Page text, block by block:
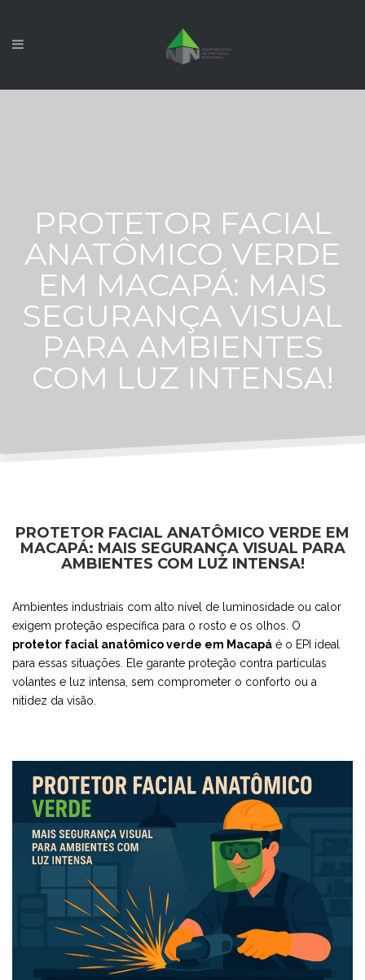
PROTETOR FACIAL
ANATÔMICO VERDE
EM MACAPÁ: MAIS
SEGURANÇA VISUAL
PARA AMBIENTES
COM LUZ INTENSA!
PROTETOR FACIAL ANATÔMICO VERDE EM
MACAPÁ: MAIS SEGURANÇA VISUAL PARA
AMBIENTES COM LUZ INTENSA!
Ambientes industriais com alto nível de luminosidade ou calor
exigem proteção específica para o rosto e os olhos. O
protetor facial anatômico verde em Macapá é o EPI ideal
para essas situações. Ele garante proteção contra partículas
volantes e luz intensa, sem comprometer o conforto ou a
nitidez da visão.